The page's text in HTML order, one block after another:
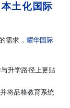
土化国际
需求， 耀华国际
升学路径上更贴
将品格教育系统